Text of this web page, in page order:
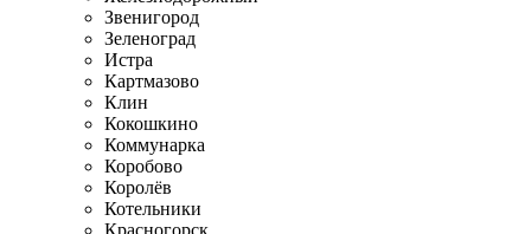
Звенигород
Зеленоград
Истра
Картмазово
Клин
Кокошкино
Коммунарка
Коробово
Королёв
Котельники
Красногорск